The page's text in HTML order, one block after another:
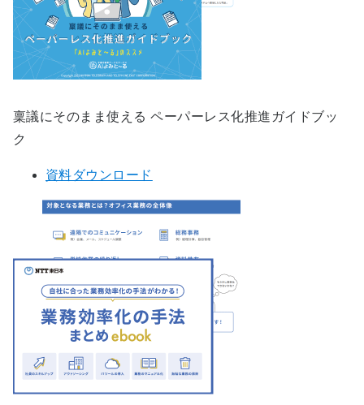
稟議にそのまま使える ペーパーレス化推進ガイドブッ
ク
資料ダウンロード